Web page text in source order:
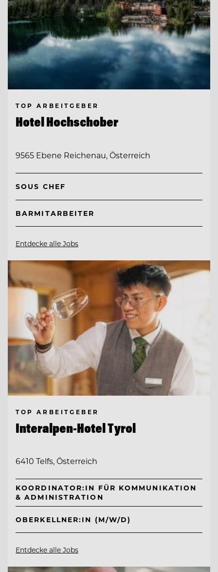
TOP ARBEITGEBER
Hotel Hochschober
9565 Ebene Reichenau, Österreich
SOUS CHEF
BARMITARBEITER
Entdecke alle Jobs
TOP ARBEITGEBER
Interalpen-Hotel Tyrol
6410 Telfs, Österreich
KOORDINATOR:IN FÜR KOMMUNIKATION
& ADMINISTRATION
OBERKELLNER:IN (M/W/D)
Entdecke alle Jobs